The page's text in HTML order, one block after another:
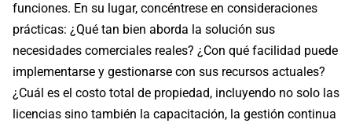
funciones. En su lugar, concéntrese en consideraciones
prácticas: ¿Qué tan bien aborda la solución sus
necesidades comerciales reales? ¿Con qué facilidad puede
implementarse y gestionarse con sus recursos actuales?
¿Cuál es el costo total de propiedad, incluyendo no solo las
licencias sino también la capacitación, la gestión continua